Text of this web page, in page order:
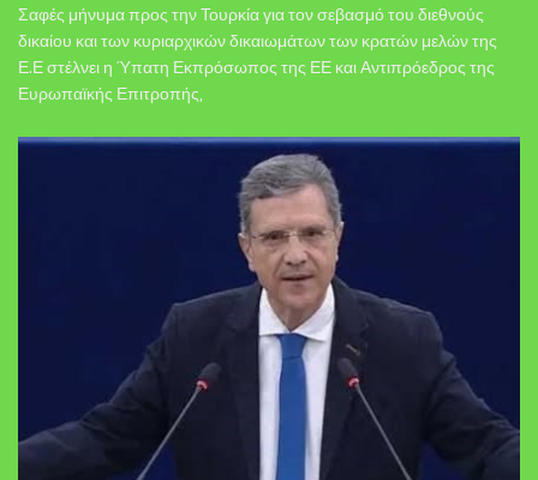
Σαφές μήνυμα προς την Τουρκία για τον σεβασμό του διεθνούς
δικαίου και των κυριαρχικών δικαιωμάτων των κρατών μελών της
Ε.Ε στέλνει η Ύπατη Εκπρόσωπος της ΕΕ και Αντιπρόεδρος της
Ευρωπαϊκής Επιτροπής,